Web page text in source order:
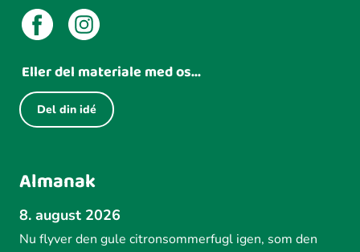
Eller del materiale med os...
Del din idé
Almanak
8. august 2026
Nu flyver den gule citronsommerfugl igen, som den